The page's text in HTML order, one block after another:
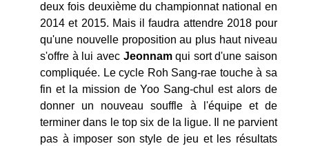
deux fois deuxième du championnat national en
2014 et 2015. Mais il faudra attendre 2018 pour
qu'une nouvelle proposition au plus haut niveau
s'offre à lui avec Jeonnamqui sort d'une saison
compliquée. Le cycle Roh Sang-rae touche à sa
fin et la mission de Yoo Sang-chul est alors de
donner un nouveau souffle à l'équipe et de
terminer dans le top six de la ligue. Il ne parvient
pas à imposer son style de jeu et les résultats